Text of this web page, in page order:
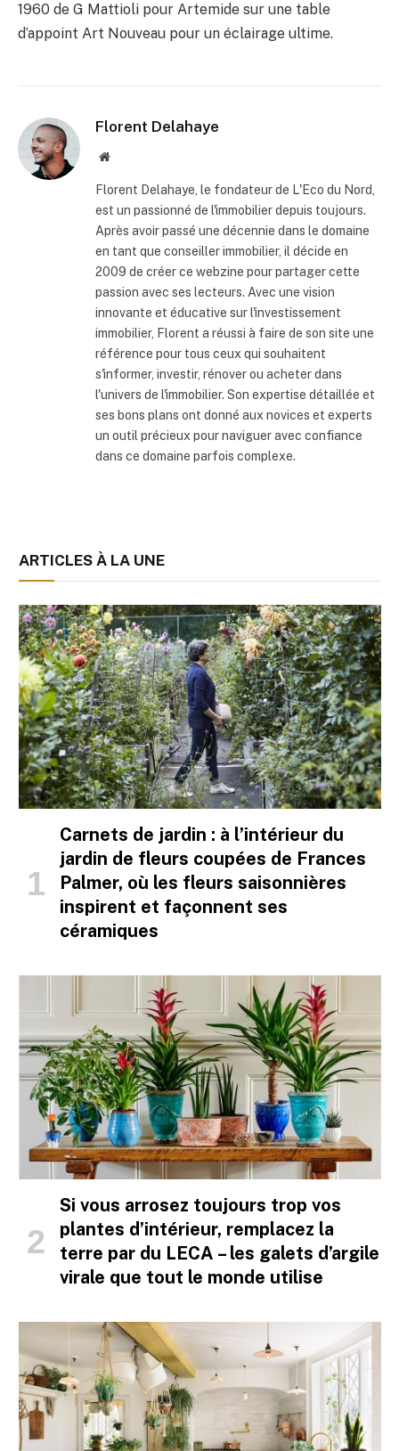
1960 de G Mattioli pour Artemide sur une table
d’appoint Art Nouveau pour un éclairage ultime.
Florent Delahaye
Site
Florent Delahaye, le fondateur de L'Eco du Nord,
est un passionné de l'immobilier depuis toujours.
Après avoir passé une décennie dans le domaine
en tant que conseiller immobilier, il décide en
2009 de créer ce webzine pour partager cette
passion avec ses lecteurs. Avec une vision
innovante et éducative sur l'investissement
immobilier, Florent a réussi à faire de son site une
référence pour tous ceux qui souhaitent
s'informer, investir, rénover ou acheter dans
l'univers de l'immobilier. Son expertise détaillée et
ses bons plans ont donné aux novices et experts
un outil précieux pour naviguer avec confiance
dans ce domaine parfois complexe.
ARTICLES À LA UNE
Carnets de jardin : à l’intérieur du
jardin de fleurs coupées de Frances
Palmer, où les fleurs saisonnières
inspirent et façonnent ses
céramiques
Si vous arrosez toujours trop vos
plantes d’intérieur, remplacez la
terre par du LECA – les galets d’argile
virale que tout le monde utilise